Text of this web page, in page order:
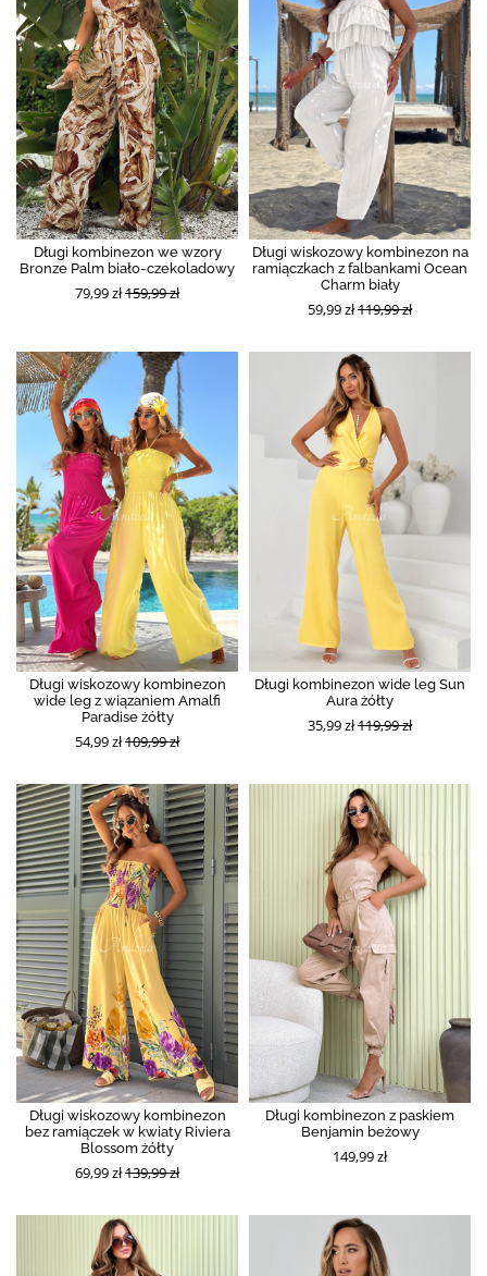
Długi kombinezon we wzory
Bronze Palm biało-czekoladowy
79,99 zł159,99 zł
Długi wiskozowy kombinezon na
ramiączkach z falbankami Ocean
Charm biały
59,99 zł119,99 zł
Długi wiskozowy kombinezon
wide leg z wiązaniem Amalfi
Paradise żółty
54,99 zł109,99 zł
Długi kombinezon wide leg Sun
Aura żółty
35,99 zł119,99 zł
Długi wiskozowy kombinezon
bez ramiączek w kwiaty Riviera
Blossom żółty
69,99 zł139,99 zł
Długi kombinezon z paskiem
Benjamin beżowy
149,99 zł